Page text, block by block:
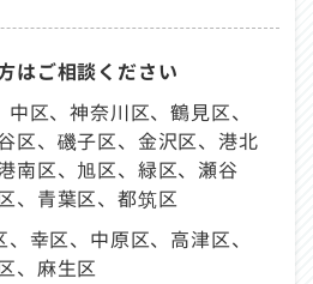
はご相談ください
中区、神奈川区、鶴見区、
区、磯子区、金沢区、港北
南区、旭区、緑区、瀬谷
、青葉区、都筑区
、幸区、中原区、高津区、
、麻生区